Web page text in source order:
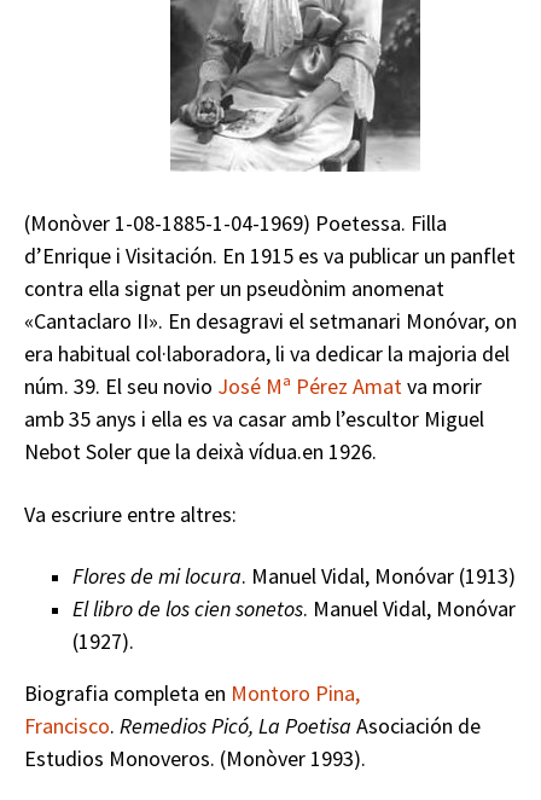
(Monòver 1-08-1885-1-04-1969) Poetessa. Filla
d’Enrique i Visitación. En 1915 es va publicar un panflet
contra ella signat per un pseudònim anomenat
«Cantaclaro II». En desagravi el setmanari Monóvar, on
era habitual col·laboradora, li va dedicar la majoria del
núm. 39. El seu novio José Mª Pérez Amatva morir
amb 35 anys i ella es va casar amb l’escultor Miguel
Nebot Soler que la deixà vídua.en 1926.
Va escriure entre altres:
Flores de mi locura. Manuel Vidal, Monóvar (1913)
El libro de los cien sonetos. Manuel Vidal, Monóvar
(1927).
Biografia completa en Montoro Pina,
Francisco. Remedios Picó, La Poetisa Asociación de
Estudios Monoveros. (Monòver 1993).